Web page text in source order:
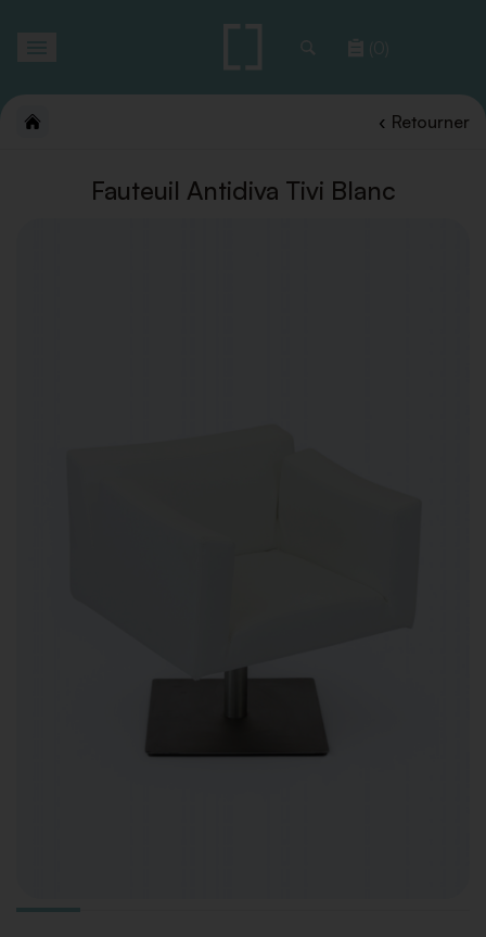
(0)
Retourner
Fauteuil Antidiva Tivi Blanc